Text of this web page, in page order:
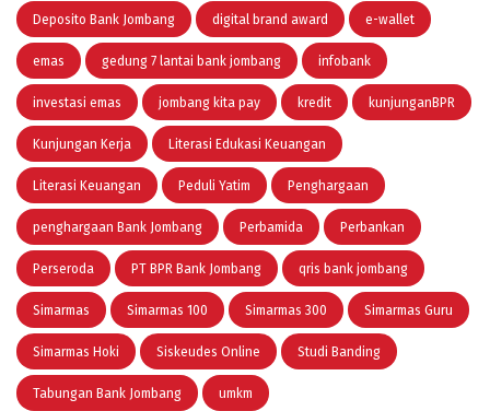
Deposito Bank Jombang digital brand award e-wallet
emas gedung 7 lantai bank jombang infobank
investasi emas jombang kita pay kredit kunjunganBPR
Kunjungan Kerja Literasi Edukasi Keuangan
Literasi Keuangan Peduli Yatim Penghargaan
penghargaan Bank Jombang Perbamida Perbankan
Perseroda PT BPR Bank Jombang qris bank jombang
Simarmas Simarmas 100 Simarmas 300 Simarmas Guru
Simarmas Hoki Siskeudes Online Studi Banding
Tabungan Bank Jombang umkm